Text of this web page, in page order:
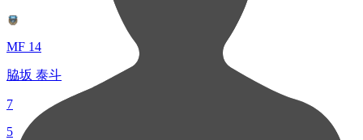
MF 14
脇坂 泰斗
7
5